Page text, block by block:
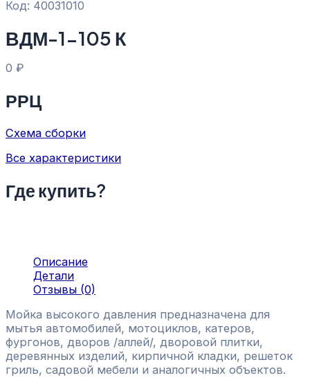
Код: 40031010
ВДМ-1-105 К
0 ₽
РРЦ
Схема сборки
Все характеристики
Где купить?
Описание
Детали
Отзывы (0)
Мойка высокого давления предназначена для
мытья автомобилей, мотоциклов, катеров,
фургонов, дворов /аллей/, дворовой плитки,
деревянных изделий, кирпичной кладки, решеток
гриль, садовой мебели и аналогичных объектов.